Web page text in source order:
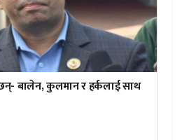
बालेन, कुलमान र हर्कलाई साथ